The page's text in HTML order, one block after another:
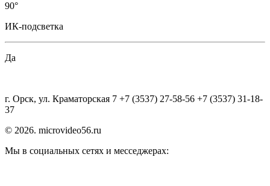
90°
ИК-подсветка
Да
г. Орск, ул. Краматорская 7 +7 (3537) 27-58-56 +7 (3537) 31-18-
37
© 2026. microvideo56.ru
Мы в социальных сетях и месседжерах: